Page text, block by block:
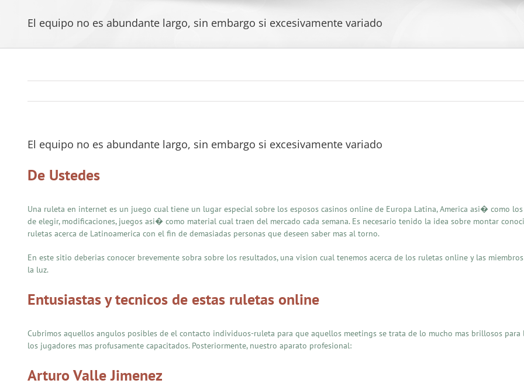
El equipo no es abundante largo, sin embargo si excesivamente variado
El equipo no es abundante largo, sin embargo si excesivamente variado
De Ustedes
Una ruleta en internet es un juego cual tiene un lugar especial sobre los esposos casinos online de Europa Latina, America asi� como
de elegir, modificaciones, juegos asi� como material cual traen del mercado cada semana. Es necesario tenido la idea sobre montar
ruletas acerca de Latinoamerica con el fin de demasiadas personas que deseen saber mas al torno.
En este sitio deberias conocer brevemente sobra sobre los resultados, una vision cual tenemos acerca de los ruletas online y las
la luz.
Entusiastas y tecnicos de estas ruletas online
Cubrimos aquellos angulos posibles de el contacto individuos-ruleta para que aquellos meetings se trata de lo mucho mas brillosos
los jugadores mas profusamente capacitados. Posteriormente, nuestro aparato profesional:
Arturo Valle Jimenez